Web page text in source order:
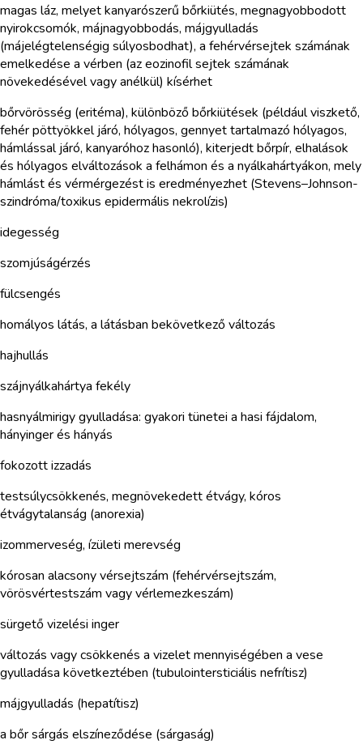
magas láz, melyet kanyarószerű bőrkiütés, megnagyobbodott
nyirokcsomók, májnagyobbodás, májgyulladás
(májelégtelenségig súlyosbodhat), a fehérvérsejtek számának
emelkedése a vérben (az eozinofil sejtek számának
növekedésével vagy anélkül) kísérhet
bőrvörösség (eritéma), különböző bőrkiütések (például viszkető,
fehér pöttyökkel járó, hólyagos, gennyet tartalmazó hólyagos,
hámlással járó, kanyaróhoz hasonló), kiterjedt bőrpír, elhalások
és hólyagos elváltozások a felhámon és a nyálkahártyákon, mely
hámlást és vérmérgezést is eredményezhet (Stevens–Johnson-
szindróma/toxikus epidermális nekrolízis)
idegesség
szomjúságérzés
fülcsengés
homályos látás, a látásban bekövetkező változás
hajhullás
szájnyálkahártya fekély
hasnyálmirigy gyulladása: gyakori tünetei a hasi fájdalom,
hányinger és hányás
fokozott izzadás
testsúlycsökkenés, megnövekedett étvágy, kóros
étvágytalanság (anorexia)
izommerveség, ízületi merevség
kórosan alacsony vérsejtszám (fehérvérsejtszám,
vörösvértestszám vagy vérlemezkeszám)
sürgető vizelési inger
változás vagy csökkenés a vizelet mennyiségében a vese
gyulladása következtében (tubulointersticiális nefrítisz)
májgyulladás (hepatítisz)
a bőr sárgás elszíneződése (sárgaság)